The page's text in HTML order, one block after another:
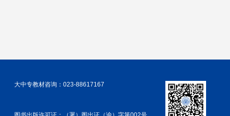
大中专教材咨询：023-88617167